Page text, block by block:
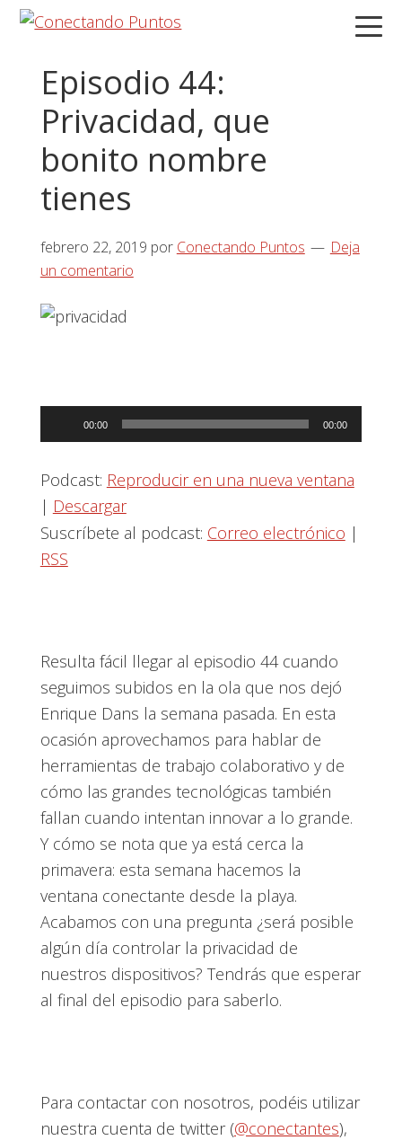
Saltar
navegación
principal
Saltar
principal
Saltar
lateral
principal
Episodio 44:
Privacidad, que
bonito nombre
tienes
febrero 22, 2019 por Conectando Puntos
Deja
un comentario
Reproductor
de
audio
00:00 00:00
Podcast: Reproducir en una nueva ventana
| Descargar
Suscríbete al podcast: Correo electrónico |
RSS
Resulta fácil llegar al episodio 44 cuando
seguimos subidos en la ola que nos dejó
Enrique Dans la semana pasada. En esta
ocasión aprovechamos para hablar de
herramientas de trabajo colaborativo y de
cómo las grandes tecnológicas también
fallan cuando intentan innovar a lo grande.
Y cómo se nota que ya está cerca la
primavera: esta semana hacemos la
ventana conectante desde la playa.
Acabamos con una pregunta ¿será posible
algún día controlar la privacidad de
nuestros dispositivos? Tendrás que esperar
al final del episodio para saberlo.
Para contactar con nosotros, podéis utilizar
nuestra cuenta de twitter (@conectantes),